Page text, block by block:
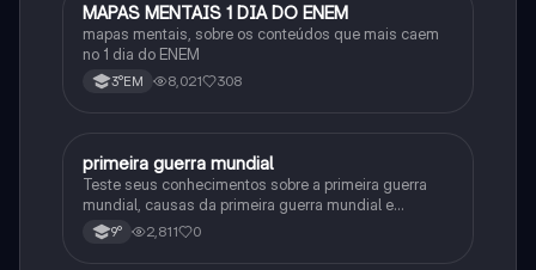
Português
MAPAS MENTAIS 1 DIA DO ENEM
mapas mentais, sobre os conteúdos que mais caem
no 1 dia do ENEM
3°EM 8,021 308
História
primeira guerra mundial
Teste seus conhecimentos sobre a primeira guerra
mundial, causas da primeira guerra mundial e
consequências da Primeira Guerra Mundial, fases da
primeira guerra mundial
9° 2,811 0